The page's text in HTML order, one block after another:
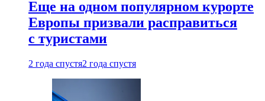
Еще на одном популярном курорте
Европы призвали расправиться
с туристами
2 года спустя2 года спустя